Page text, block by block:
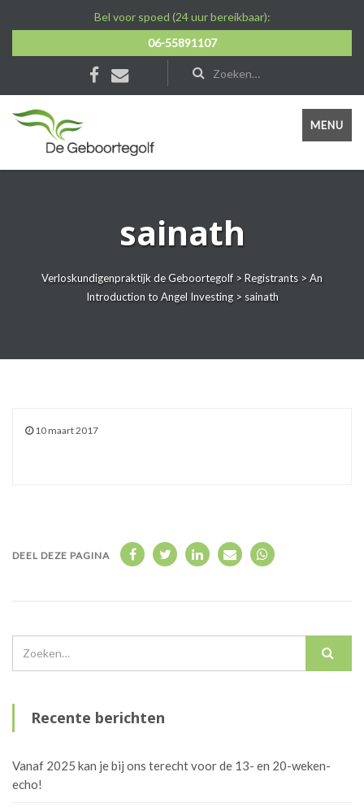
Bel voor spoed (24 uur bereikbaar):
06-55891107
MENU
sainath
Verloskundigenpraktijk de Geboortegolf > Registrants > An
Introduction to Angel Investing> sainath
10 maart 2017
DEEL DEZE PAGINA
Recente berichten
Vanaf 2025 kan je bij ons terecht voor de 13- en 20-weken-
echo!